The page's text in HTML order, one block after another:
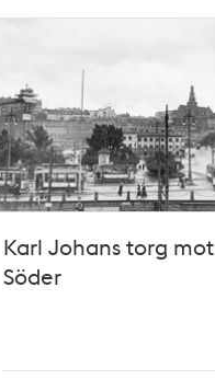
Karl Johans torg mot
Söder